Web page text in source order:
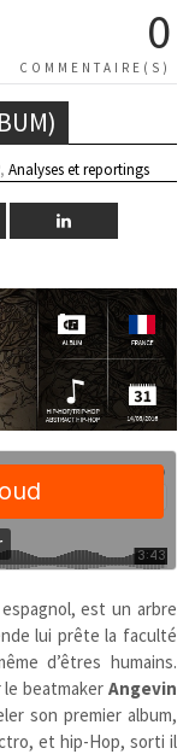
0
COMMENTAIRE(S)
, Analyses et reportings
est un arbre
lui prête la faculté
d’êtres humains.
le beatmaker Angevin
son premier album,
et hip-Hop, sorti il